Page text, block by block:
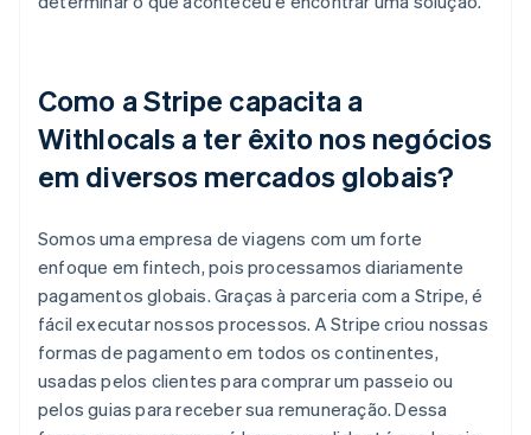
Como a Stripe capacita a
Withlocals a ter êxito nos negócios
em diversos mercados globais?
Somos uma empresa de viagens com um forte
enfoque em fintech, pois processamos diariamente
pagamentos globais. Graças à parceria com a Stripe, é
fácil executar nossos processos. A Stripe criou nossas
formas de pagamento em todos os continentes,
usadas pelos clientes para comprar um passeio ou
pelos guias para receber sua remuneração. Dessa